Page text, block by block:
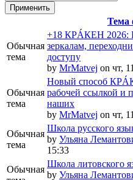
Тема
Обычная
тема
+18 КРÁКЕН 2026:
зеркалам,
доступу
by MrMatvej on чт,
Обычная
тема
Новый способ
рабочей ссылкой и
наших
by MrMatvej on чт,
Обычная
тема
Школа русского
by Ульяна
15:33
Обычная
Школа литовского
by Ульяна